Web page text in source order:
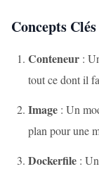
Concepts Clés
Conteneur :
tout ce dont il
Image : Un
plan pour une
Dockerfile :